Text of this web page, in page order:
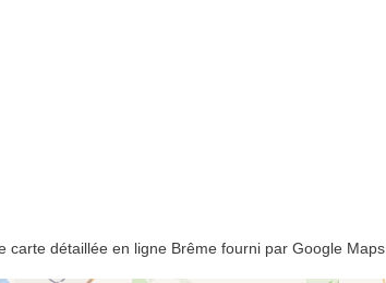
détaillée en ligne Brême fourni par Google Maps.